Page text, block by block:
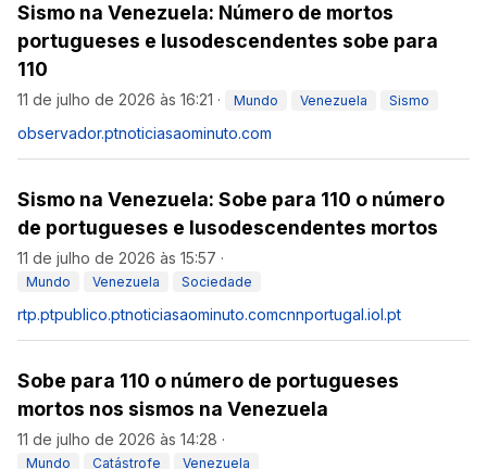
Sismo na Venezuela: Número de mortos
portugueses e lusodescendentes sobe para
110
11 de julho de 2026 às 16:21 · Mundo Venezuela Sismo
observador.ptnoticiasaominuto.com
Sismo na Venezuela: Sobe para 110 o número
de portugueses e lusodescendentes mortos
11 de julho de 2026 às 15:57 ·
Mundo Venezuela Sociedade
rtp.ptpublico.ptnoticiasaominuto.comcnnportugal.iol.pt
Sobe para 110 o número de portugueses
mortos nos sismos na Venezuela
11 de julho de 2026 às 14:28 ·
Mundo Catástrofe Venezuela